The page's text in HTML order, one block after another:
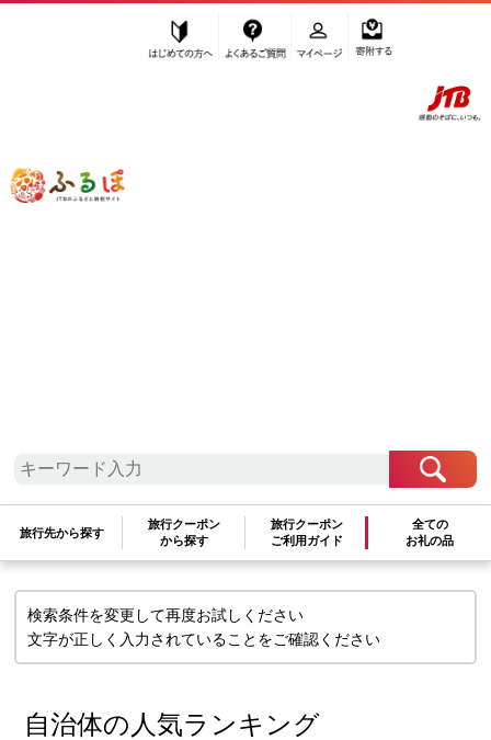
ふるぽ JTBのふるさと納税サイト
旅行先から探す
旅行クーポン
から探す
旅行クーポン
ご利用ガイド
全ての
お礼の品
検索条件に一致するお礼の品はありま
せん
検索条件を変更して再度お試しください
文字が正しく入力されていることをご確認ください
自治体の人気ランキング